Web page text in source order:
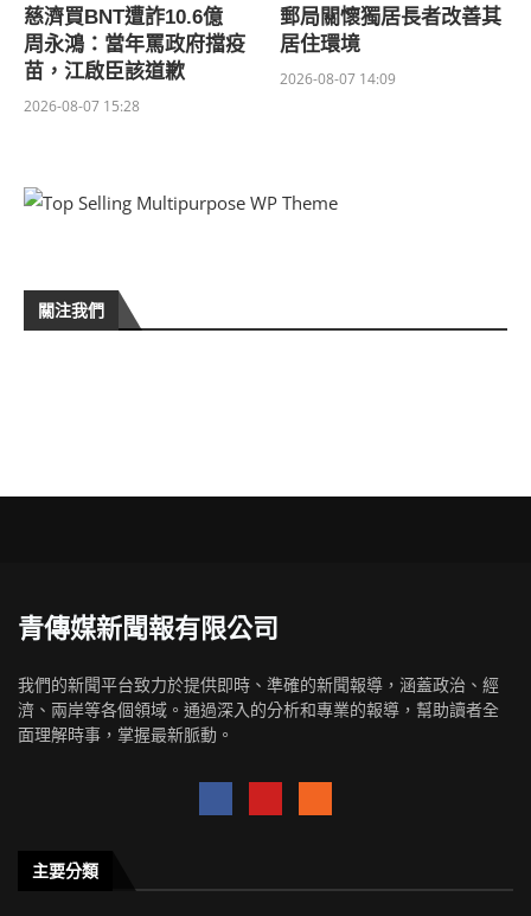
慈濟買BNT遭詐10.6億
周永鴻：當年罵政府擋疫
苗，江啟臣該道歉
2026-08-07 15:28
郵局關懷獨居長者改善其
居住環境
2026-08-07 14:09
關注我們
青傳媒新聞報有限公司
我們的新聞平台致力於提供即時、準確的新聞報導，涵蓋政治、經
濟、兩岸等各個領域。通過深入的分析和專業的報導，幫助讀者全
面理解時事，掌握最新脈動。
主要分類